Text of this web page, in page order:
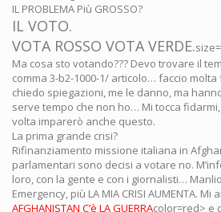
IL PROBLEMA Più GROSSO?
IL VOTO.
VOTA ROSSO VOTA VERDE.
Ma cosa sto votando??? Devo trovare il
comma 3-b2-1000-1/ articolo… faccio
chiedo spiegazioni, me le danno, ma
serve tempo che non ho… Mi tocca
volta imparerò anche questo.
La prima grande crisi?
Rifinanziamento missione italiana in
parlamentari sono decisi a votare no.
loro, con la gente e con i giornalisti…
Emergency, più LA MIA CRISI AUMENTA.
AFGHANISTAN C’è LA GUERRAcolor=red> e